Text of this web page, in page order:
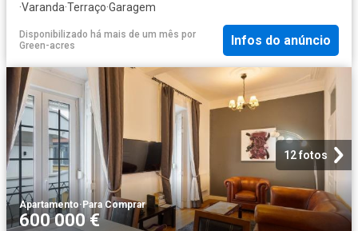
·Varanda·Terraço·Garagem
Disponibilizado há mais de um mês por
Green-acres
Infos do anúncio
12 fotos
Apartamento·Para Comprar
600 000 €